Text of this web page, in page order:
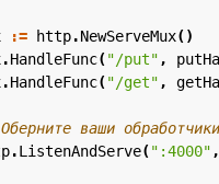
:= http.NewServeMux()
.HandleFunc("/put" ,
.HandleFunc("/get" ,
ваши
.ListenAndServe(":4000" ,